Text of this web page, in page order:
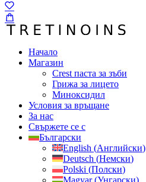
Начало
Магазин
Crest паста за зъби
Грижа за лицето
Миноксидил
Условия за връщане
За нас
Свържете се с
Български
English (Английски)
Deutsch (Немски)
Polski (Полски)
Magyar(Унгарски)